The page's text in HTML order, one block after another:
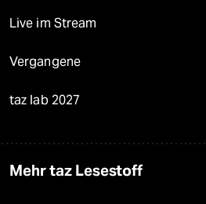
Live im Stream
Vergangene
taz lab 2027
Mehr taz Lesestoff